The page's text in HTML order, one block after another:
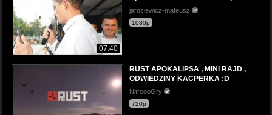
07:40
jarosiewicz-mateusz
1080p
RUST APOKALIPSA , MINI RAJD ,
ODWIEDZINY KACPERKA :D
NitroooGry
720p